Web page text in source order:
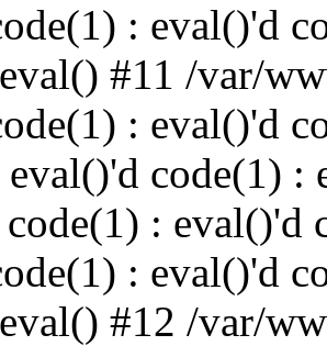
: eval()'d
#11 /var/
: eval()'d
code(1) :
: eval()'d
: eval()'d
#12 /var/